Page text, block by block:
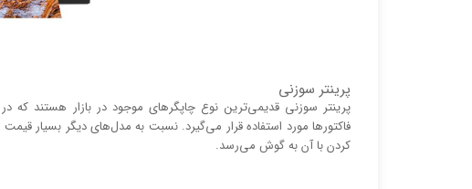
پرینتر سوزنی
پرینتر سوزنی قدیمی‌ترین نوع چاپگر‌های موجود در بازار هستند
فاکتور‌ها مورد استفاده قرار می‌گیرد. نسبت به مدل‌های دیگر بسیار
کردن با آن به گوش می‌رسد.